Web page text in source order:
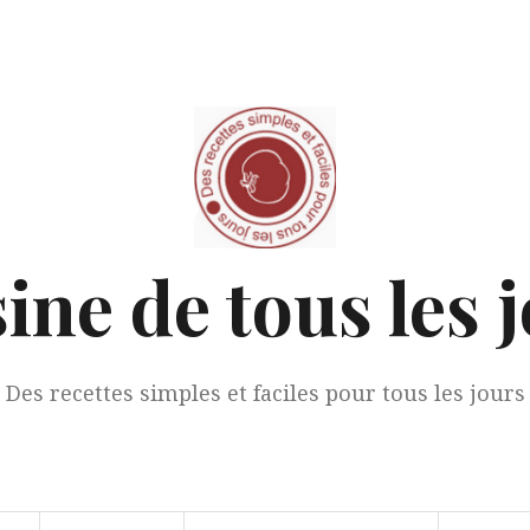
de tous les
Des recettes simples et faciles pour tous les jours